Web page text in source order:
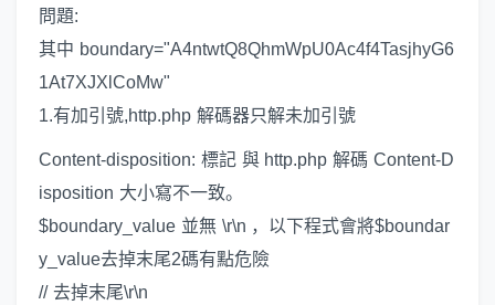
問題:
其中 boundary="A4ntwtQ8QhmWpU0Ac4f4TasjhyG6
1At7XJXlCoMw"
1.有加引號,http.php 解碼器只解未加引號
Content-disposition: 標記 與 http.php 解碼 Content-D
isposition 大小寫不一致。
$boundary_value 並無 \r\n ，以下程式會將$boundar
y_value去掉末尾2碼有點危險
// 去掉末尾\r\n